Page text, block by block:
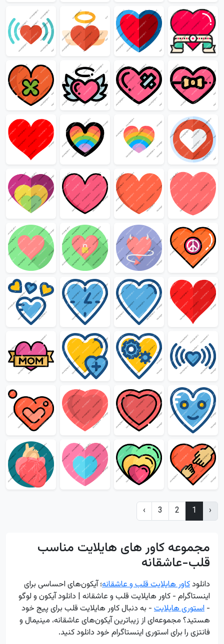
‹
1
2
3
›
مجموعه کاور های هایلایت مناسب
قلب-عاشقانه
دانلودکاور هایلایت قلب و عاشقانه؛ آیکون‌های احساسی برای
اینستاگرام - کاور هایلایت قلب و عاشقانه | دانلود آیکون و لوگو
- استوری هایلایت - به دنبال کاور هایلایت قلب برای پیج خود
هستید؟ مجموعه‌ای از زیباترین آیکون‌های عاشقانه، مینیمال و
فانتزی را برای استوری اینستاگرام خود دانلود کنید.